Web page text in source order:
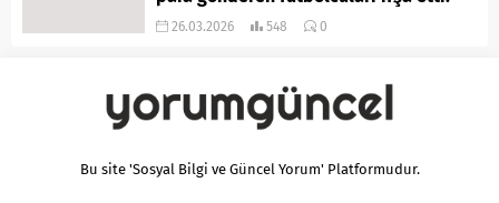
26.03.2026 548 0
Bu site 'Sosyal Bilgi ve Güncel Yorum' Platformudur.